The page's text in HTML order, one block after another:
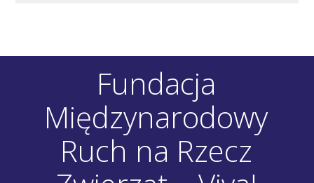
Fundacja
Międzynarodowy
Ruch na Rzecz